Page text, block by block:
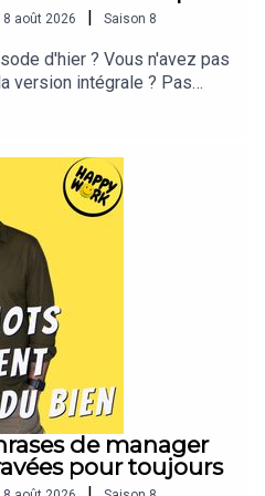
août 2026 Saison 8
d'hier ? Vous n'avez pas
version intégrale ? Pas
LE RÉSUMÉ est là !!!En
l'épisode d'hier est résumé
moi sur WhatsApp sur la
pas de spam, c'est gratuit et
!!! :
channel/0029VbBSSbM6B
retrouver tous mes
vidéos : cliquez ici
de manager
pour toujours